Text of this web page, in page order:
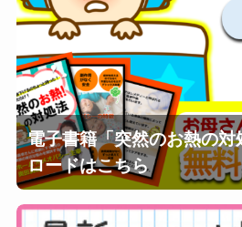
電子書籍「突然のお熱の
ロードはこちら